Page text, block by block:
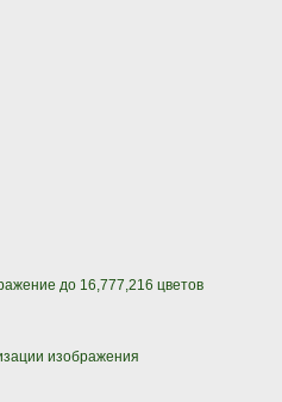
до 16,777,216 цветов
изображения